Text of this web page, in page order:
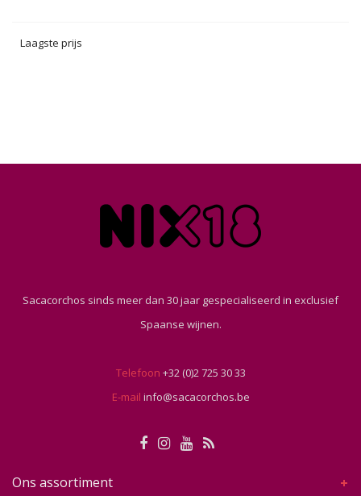
Laagste prijs
Sacacorchos sinds meer dan 30 jaar gespecialiseerd in exclusief
Spaanse wijnen.
Telefoon +32 (0)2 725 30 33
E-mail info@sacacorchos.be
Ons assortiment